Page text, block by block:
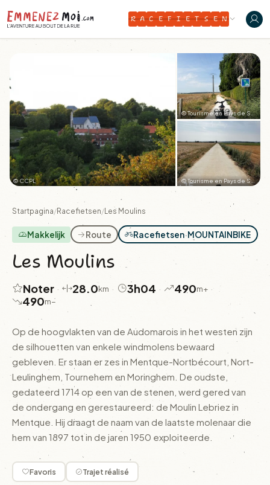
R A C E F I E T S E N
© CCPL
© Tourisme en Pays de Saint-Omer
+15 © Tourisme en Pays de Saint-Omer
Startpagina/Racefietsen/Les Moulins
Makkelijk Route Racefietsen·MOUNTAINBIKE
Les Moulins
Noter · 28.0km · 3h04 · 490m+ ·
490m−
Op de hoogvlakten van de Audomarois in het westen zijn
de silhouetten van enkele windmolens bewaard
gebleven. Er staan er zes in Mentque-Nortbécourt, Nort-
Leulinghem, Tournehem en Moringhem. De oudste,
gedateerd 1714 op een van de stenen, werd gered van
de ondergang en gerestaureerd: de Moulin Lebriez in
Mentque. Hij draagt de naam van de laatste molenaar die
hem van 1897 tot in de jaren 1950 exploiteerde.
Favoris Trajet réalisé